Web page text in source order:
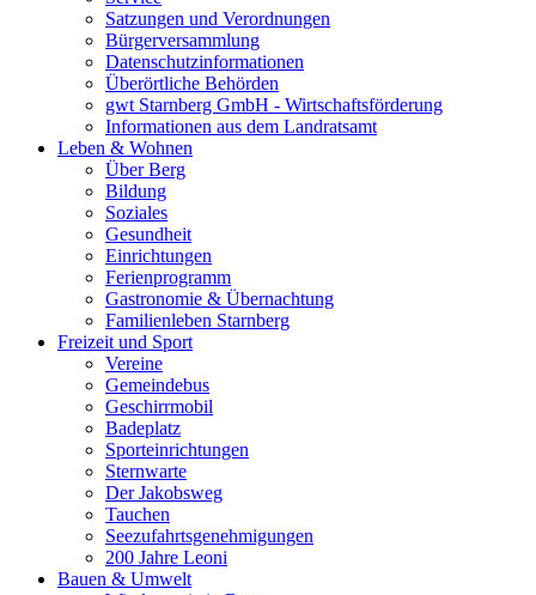
Satzungen und Verordnungen
Bürgerversammlung
Datenschutzinformationen
Überörtliche Behörden
gwt Starnberg GmbH - Wirtschaftsförderung
Informationen aus dem Landratsamt
Leben & Wohnen
Über Berg
Bildung
Soziales
Gesundheit
Einrichtungen
Ferienprogramm
Gastronomie & Übernachtung
Familienleben Starnberg
Freizeit und Sport
Vereine
Gemeindebus
Geschirrmobil
Badeplatz
Sporteinrichtungen
Sternwarte
Der Jakobsweg
Tauchen
Seezufahrtsgenehmigungen
200 Jahre Leoni
Bauen & Umwelt